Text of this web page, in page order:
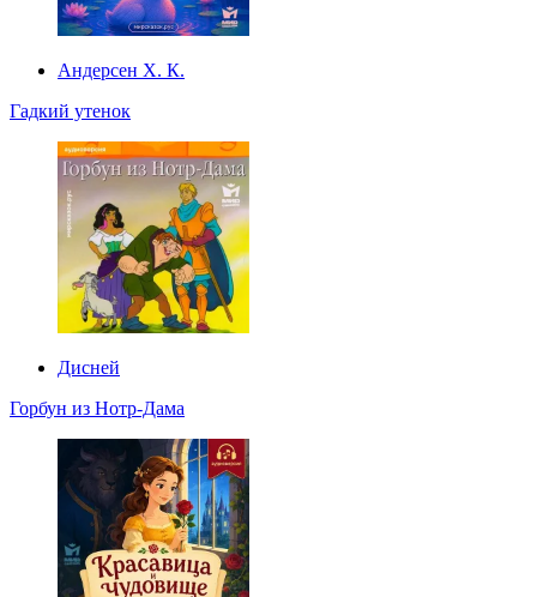
Андерсен Х. К.
Гадкий утенок
Дисней
Горбун из Нотр-Дама